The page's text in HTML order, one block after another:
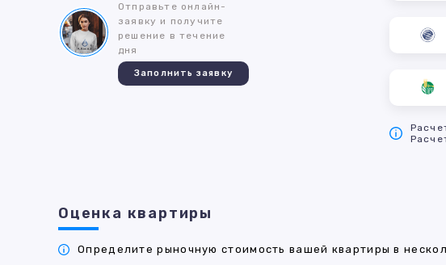
Отправьте онлайн-
заявку и получите
решение в течение
дня
Заполнить заявку
Оценка квартиры
Определите рыночную стоимость вашей квартиры в